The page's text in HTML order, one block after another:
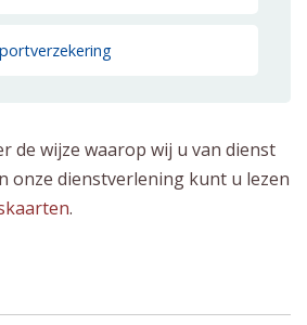
de wijze waarop wij u van dienst
onze dienstverlening kunt u lezen
.